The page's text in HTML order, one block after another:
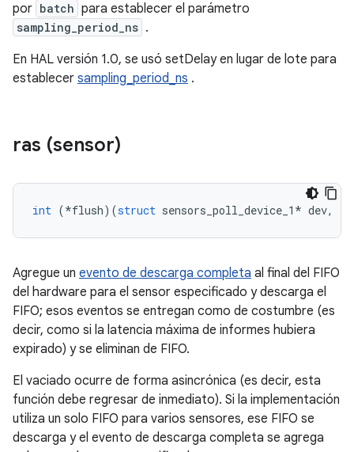
por batch para establecer el parámetro
sampling_period_ns .
En HAL versión 1.0, se usó setDelay en lugar de lote para
establecer sampling_period_ns .
ras (sensor)
int (*flush)(struct sensors_poll_device_1 * dev,
Agregue un evento de descarga completa al final del FIFO
del hardware para el sensor especificado y descarga el
FIFO; esos eventos se entregan como de costumbre (es
decir, como si la latencia máxima de informes hubiera
expirado) y se eliminan de FIFO.
El vaciado ocurre de forma asincrónica (es decir, esta
función debe regresar de inmediato). Si la implementación
utiliza un solo FIFO para varios sensores, ese FIFO se
descarga y el evento de descarga completa se agrega